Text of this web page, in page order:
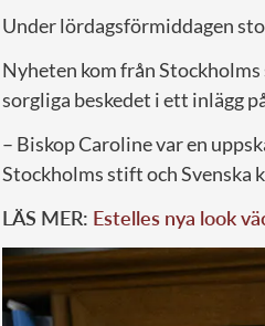
Under lördagsförmiddagen
Nyheten kom från
sorgliga beskedet i ett inlägg
– Biskop Caroline var en
Stockholms stift och Svenska
LÄS MER: Estelles nya look